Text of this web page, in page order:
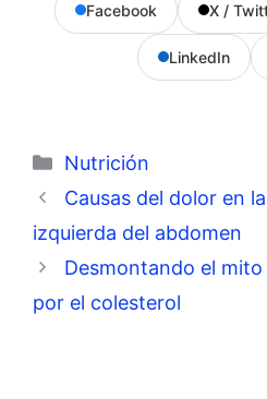
Facebook X /
LinkedIn
Categorías
Nutrición
Causas del dolor en
izquierda del abdomen
Desmontando el
por el colesterol